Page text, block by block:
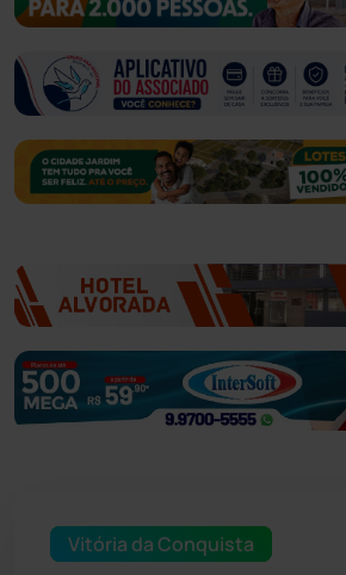
Vitória da Conquista